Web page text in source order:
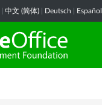
中文 (简体) Deutsch Español